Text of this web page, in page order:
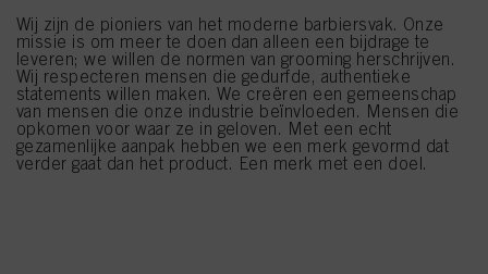
Wij zijn de pioniers van het moderne barbiersvak. Onze
missie is om meer te doen dan alleen een bijdrage te
leveren; we willen de normen van grooming herschrijven.
Wij respecteren mensen die gedurfde, authentieke
statements willen maken. We creëren een gemeenschap
van mensen die onze industrie beïnvloeden. Mensen die
opkomen voor waar ze in geloven. Met een echt
gezamenlijke aanpak hebben we een merk gevormd dat
verder gaat dan het product. Een merk met een doel.